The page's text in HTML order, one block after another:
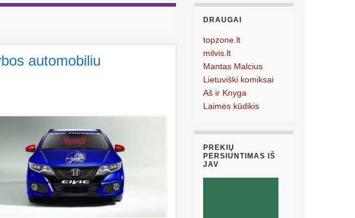
automobiliu
DRAUGAI
topzone.lt
milvis.lt
Mantas Malcius
Lietuviški komiksai
Aš ir Knyga
Laimės kūdikis
PREKIŲ
PERSIUNTIMAS IŠ
JAV